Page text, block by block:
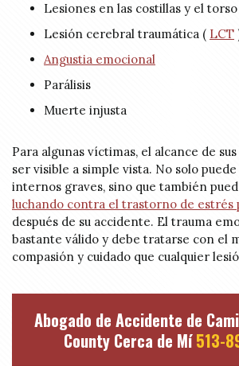
Lesiones en las costillas y el torso
Lesión cerebral traumática ( LCT
Angustia emocional
Parálisis
Muerte injusta
Para algunas víctimas, el alcance de
ser visible a simple vista. No solo
internos graves, sino que también
luchando contra el trastorno de estrés
después de su accidente. El trauma
bastante válido y debe tratarse con el
compasión y cuidado que cualquier
Abogado de Accidente de
County Cerca de Mí513-